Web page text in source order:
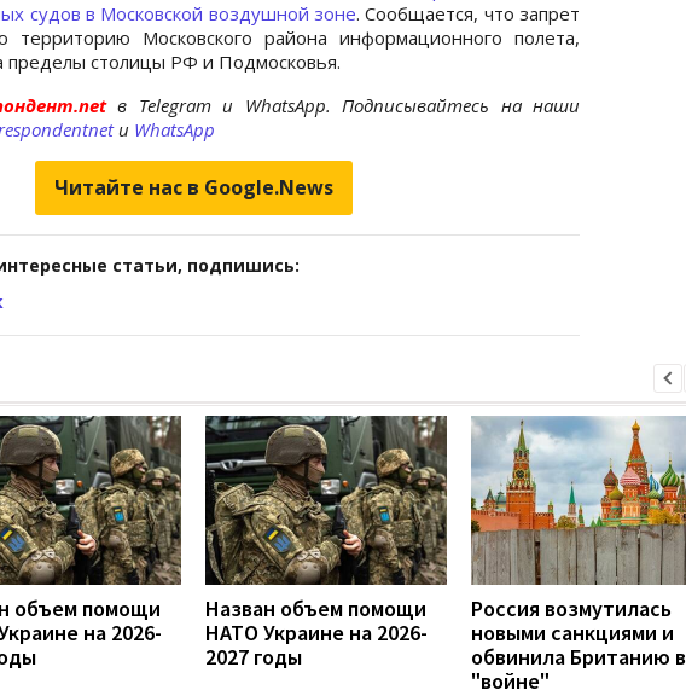
судов в Московской воздушной зоне. Сообщается, что запрет
территорию Московского района информационного полета,
столицы РФ и Подмосковья.
в Telegram и WhatsApp. Подписывайтесь на наши
и WhatsApp
Читайте нас в Google.News
статьи, подпишись:
объем помощи
на 2026-
Назван объем помощи
НАТО Украине на 2026-
2027 годы
Россия возмутилась
новыми санкциями и
обвинила Британию в
"войне"